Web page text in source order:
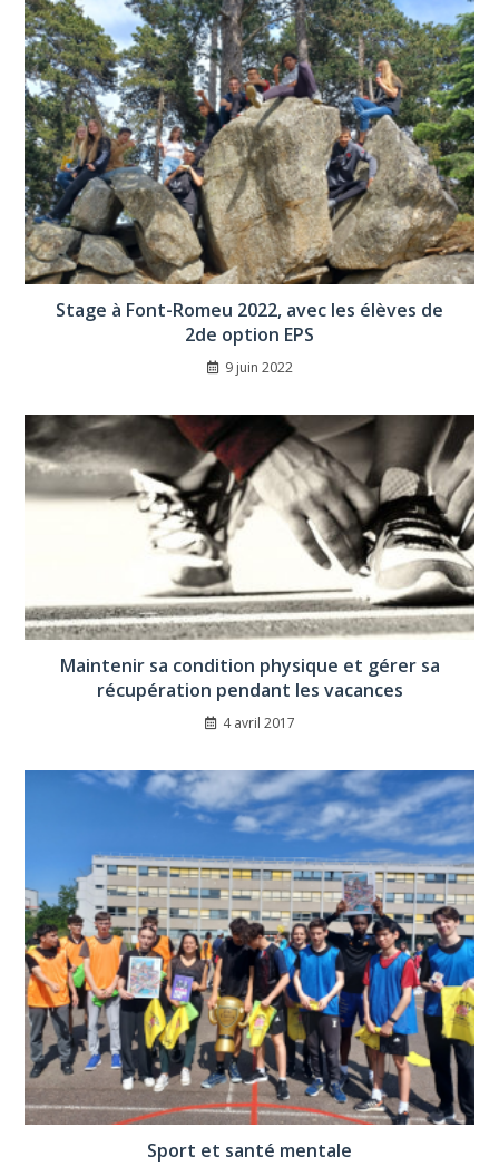
Stage à Font-Romeu 2022, avec les élèves de
2de option EPS
9 juin 2022
Maintenir sa condition physique et gérer sa
récupération pendant les vacances
4 avril 2017
Sport et santé mentale